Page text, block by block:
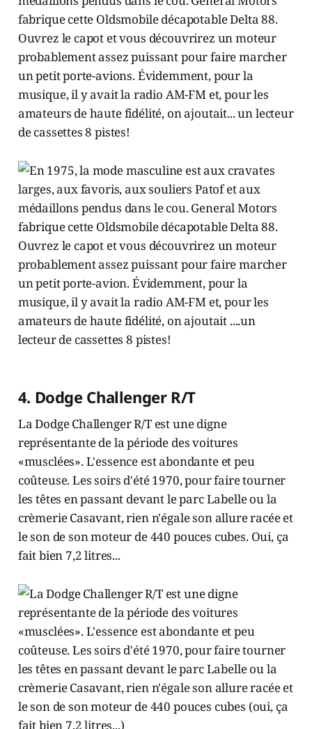
fabrique cette Oldsmobile décapotable Delta 88.
Ouvrez le capot et vous découvrirez un moteur
probablement assez puissant pour faire marcher
un petit porte-avions. Évidemment, pour la
musique, il y avait la radio AM-FM et, pour les
amateurs de haute fidélité, on ajoutait... un lecteur
de cassettes 8 pistes!
4. Dodge Challenger R/T
La Dodge Challenger R/T est une digne
représentante de la période des voitures
«musclées». L'essence est abondante et peu
coûteuse. Les soirs d'été 1970, pour faire tourner
les têtes en passant devant le parc Labelle ou la
crèmerie Casavant, rien n'égale son allure racée et
le son de son moteur de 440 pouces cubes. Oui, ça
fait bien 7,2 litres...